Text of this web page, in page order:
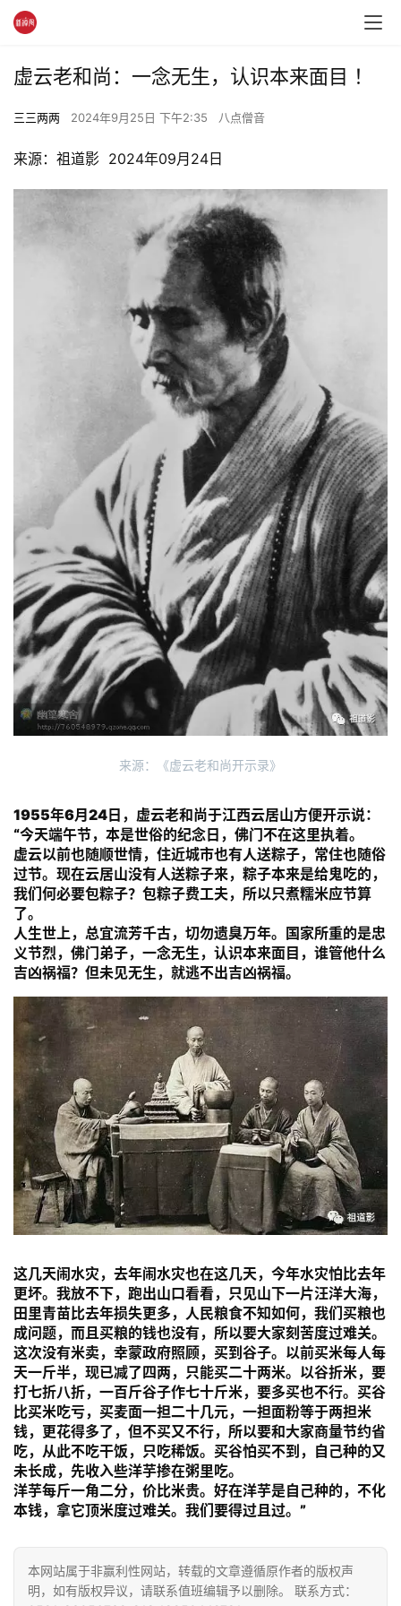
资
讯
八
点
僧
音
高
僧
访
谈
心
提
虚云老和尚：一念无生，认识本来面目 ！
三三两两 2024年9月25日 下午2:35 八点僧音
来源：祖道影  2024年09月24日
来源：《虚云老和尚开示录》
1955年6月24日，虚云老和尚于江西云居山方便开示说：
“今天端午节，本是世俗的纪念日，佛门不在这里执着。
虚云以前也随顺世情，住近城市也有人送粽子，常住也随俗
过节。现在云居山没有人送粽子来，粽子本来是给鬼吃的，
我们何必要包粽子？包粽子费工夫，所以只煮糯米应节算
了。
人生世上，总宜流芳千古，切勿遗臭万年。国家所重的是忠
义节烈，佛门弟子，一念无生，认识本来面目，谁管他什么
吉凶祸福？但未见无生，就逃不出吉凶祸福。
这几天闹水灾，去年闹水灾也在这几天，今年水灾怕比去年
更坏。我放不下，跑出山口看看，只见山下一片汪洋大海，
田里青苗比去年损失更多，人民粮食不知如何，我们买粮也
成问题，而且买粮的钱也没有，所以要大家刻苦度过难关。
这次没有米卖，幸蒙政府照顾，买到谷子。以前买米每人每
天一斤半，现已减了四两，只能买二十两米。以谷折米，要
打七折八折，一百斤谷子作七十斤米，要多买也不行。买谷
比买米吃亏，买麦面一担二十几元，一担面粉等于两担米
钱，更花得多了，但不买又不行，所以要和大家商量节约省
吃，从此不吃干饭，只吃稀饭。买谷怕买不到，自己种的又
未长成，先收入些洋芋掺在粥里吃。
洋芋每斤一角二分，价比米贵。好在洋芋是自己种的，不化
本钱，拿它顶米度过难关。我们要得过且过。”
本网站属于非赢利性网站，转载的文章遵循原作者的版权声
明，如有版权异议，请联系值班编辑予以删除。 联系方式：